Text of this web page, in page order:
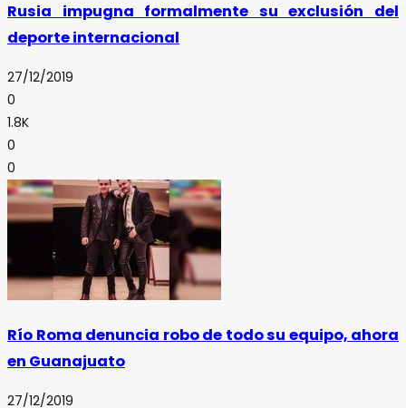
Rusia impugna formalmente su exclusión del
deporte internacional
27/12/2019
0
1.8K
0
0
Río Roma denuncia robo de todo su equipo, ahora
en Guanajuato
27/12/2019